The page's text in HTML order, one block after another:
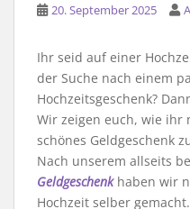
20. September 2025
Ihr seid auf einer
der Suche nach einem
Hochzeitsgeschenk?
Wir zeigen euch, wie ihr
schönes Geldgeschenk
Nach unserem allseits
Geldgeschenkhaben wir
Hochzeit selber